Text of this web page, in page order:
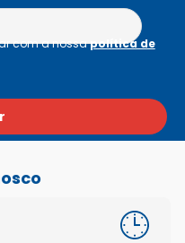
com a nossapolítica de